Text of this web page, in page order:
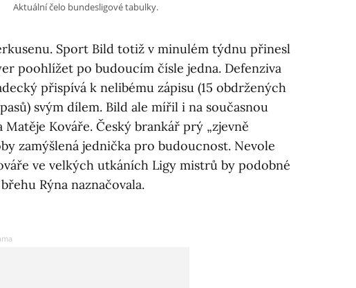
Aktuální čelo bundesligové tabulky.
Sport Bild totiž v minulém týdnu přinesl
poohlížet po budoucím čísle jedna. Defenziva
přispívá k nelibému zápisu (15 obdržených
svým dílem. Bild ale mířil i na současnou
Kováře. Český brankář prý „zjevně
zamýšlená jednička pro budoucnost. Nevole
ve velkých utkáních Ligy mistrů by podobné
Rýna naznačovala.